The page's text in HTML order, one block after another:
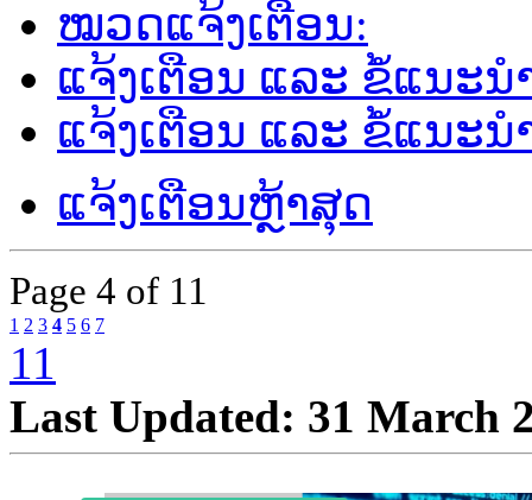
ໝວດແຈ້ງເຕືອນ:
ແຈ້ງເຕືອນ ແລະ ຂໍ້ແນະ
ແຈ້ງເຕືອນ ແລະ ຂໍ້ແນະນ
ແຈ້ງເຕືອນຫຼ້າສຸດ
Page 4 of 11
1 2 3 4 5 6 7
11
Last Updated: 31 March